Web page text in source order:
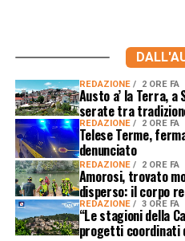
REDAZIONE 2 ORE FA
Austo a’ la Terra, a
serate tra
REDAZIONE 2 ORE FA
Telese Terme,
denunciato
REDAZIONE 2 ORE FA
Amorosi, trovato
disperso: il corpo
REDAZIONE 3 ORE FA
“Le stagioni della
progetti coordinati